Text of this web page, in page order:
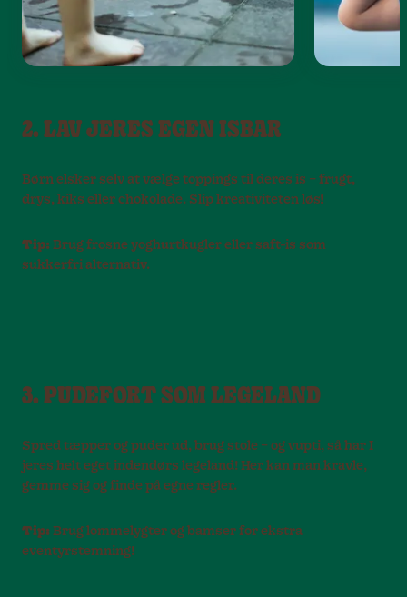
2. LAV JERES EGEN ISBAR
Børn elsker selv at vælge toppings til deres is – frugt,
drys, kiks eller chokolade. Slip kreativiteten løs!
Tip: Brug frosne yoghurtkugler eller saft-is som
sukkerfri alternativ.
3. PUDEFORT SOM LEGELAND
Spred tæpper og puder ud, brug stole – og vupti, så har I
jeres helt eget indendørs legeland! Her kan man kravle,
gemme sig og finde på egne regler.
Tip: Brug lommelygter og bamser for ekstra
eventyrstemning!